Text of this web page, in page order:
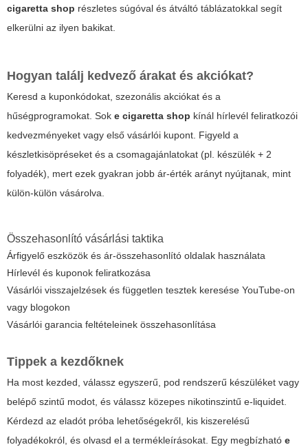
cigaretta shop részletes súgóval és átváltó táblázatokkal segít
elkerülni az ilyen bakikat.
Hogyan találj kedvező árakat és akciókat?
Keresd a kuponkódokat, szezonális akciókat és a
hűségprogramokat. Sok e cigaretta shop kínál hírlevél feliratkozói
kedvezményeket vagy első vásárlói kupont. Figyeld a
készletkisöpréseket és a csomagajánlatokat (pl. készülék + 2
folyadék), mert ezek gyakran jobb ár-érték arányt nyújtanak, mint
külön-külön vásárolva.
Összehasonlító vásárlási taktika
Árfigyelő eszközök és ár-összehasonlító oldalak használata
Hírlevél és kuponok feliratkozása
Vásárlói visszajelzések és független tesztek keresése YouTube-on
vagy blogokon
Vásárlói garancia feltételeinek összehasonlítása
Tippek a kezdőknek
Ha most kezded, válassz egyszerű, pod rendszerű készüléket vagy
belépő szintű modot, és válassz közepes nikotinszintű e-liquidet.
Kérdezd az eladót próba lehetőségekről, kis kiszerelésű
folyadékokról, és olvasd el a termékleírásokat. Egy megbízható e